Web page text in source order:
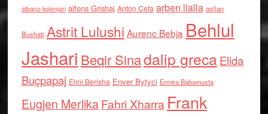
albano kolonjari alfons Grishaj Anton Cefa arben llalla asllan
Bushati Astrit Lulushi Aurenc Bebja Behlul
Jashari Beqir Sinadalip grecaElida
Buçpapaj Elmi Berisha Enver Bytyci Ermira Babamusta
Eugjen MerlikaFahri Xharra Frank